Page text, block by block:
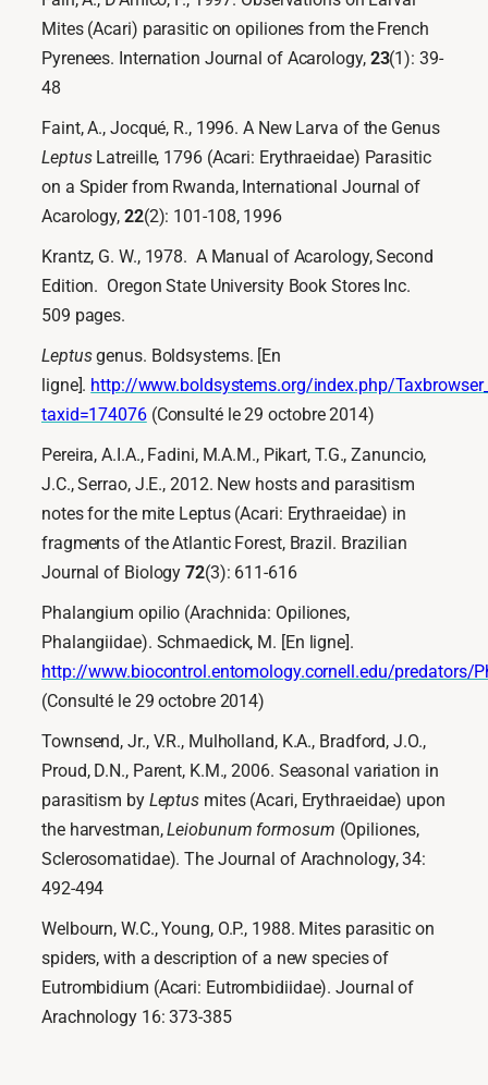
Mites (Acari) parasitic on opiliones from the French
Pyrenees. Internation Journal of Acarology, 23(1): 39-
48
Faint, A., Jocqué, R., 1996. A New Larva of the Genus
LeptusLatreille, 1796 (Acari: Erythraeidae) Parasitic
on a Spider from Rwanda, International Journal of
Acarology, 22(2): 101-108, 1996
Krantz, G. W., 1978. A Manual of Acarology, Second
Edition. Oregon State University Book Stores Inc.
509 pages.
Leptusgenus. Boldsystems. [En
ligne]. http://www.boldsystems.org/index.php/
taxid=174076(Consulté le 29 octobre 2014)
Pereira, A.I.A., Fadini, M.A.M., Pikart, T.G., Zanuncio,
J.C., Serrao, J.E., 2012. New hosts and parasitism
notes for the mite Leptus (Acari: Erythraeidae) in
fragments of the Atlantic Forest, Brazil. Brazilian
Journal of Biology72(3): 611-616
Phalangium opilio (Arachnida: Opiliones,
Phalangiidae). Schmaedick, M. [En ligne].
http://www.biocontrol.entomology.cornell.edu/predators/
(Consulté le 29 octobre 2014)
Townsend, Jr., V.R., Mulholland, K.A., Bradford, J.O.,
Proud, D.N., Parent, K.M., 2006. Seasonal variation in
parasitism by Leptus mites (Acari, Erythraeidae) upon
the harvestman,Leiobunum formosum (Opiliones,
Sclerosomatidae). The Journal of Arachnology, 34:
492-494
Welbourn, W.C., Young, O.P., 1988. Mites parasitic on
spiders, with a description of a new species of
Eutrombidium (Acari: Eutrombidiidae). Journal of
Arachnology 16: 373-385